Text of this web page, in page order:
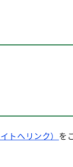
トへリンク） を